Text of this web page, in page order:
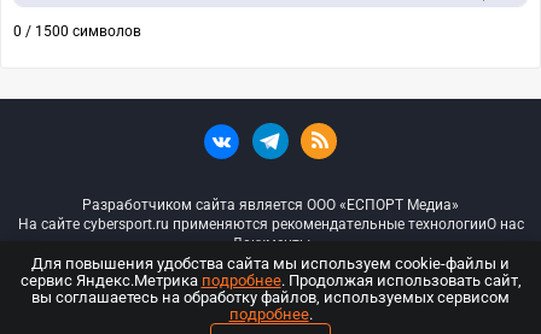
0 / 1500 символов
Разработчиком сайта является ООО «ЕСПОРТ Медиа»
На сайте cybersport.ru применяются рекомендательные технологииО нас
Документы
© ООО «Киберспорт.ру» — Все права защищены
18+
Для повышения удобства сайта мы используем cookie-файлы и
сервис Яндекс.Метрика подробнее. Продолжая использовать сайт,
вы соглашаетесь на обработку файлов, используемых сервисом
подробнее.